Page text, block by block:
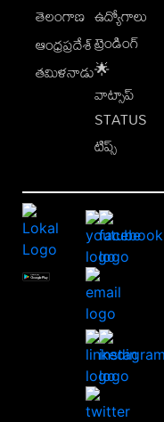
తెలంగాణ
ఆంధ్రప్రదేశ్
తమిళనాడు
ఉద్యోగాలు
ట్రెండింగ్
🌟
వాట్సాప్
STATUS
టిప్స్